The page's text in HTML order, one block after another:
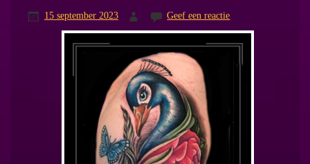
15 september 2023 Geef een reactie